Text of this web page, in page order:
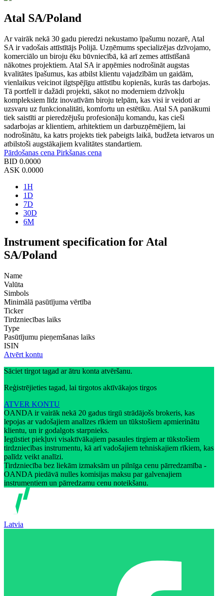
Atal SA/Poland
Ar vairāk nekā 30 gadu pieredzi nekustamo īpašumu nozarē, Atal
SA ir vadošais attīstītājs Polijā. Uzņēmums specializējas dzīvojamo,
komerciālo un biroju ēku būvniecībā, kā arī zemes attīstīšanā
nākotnes projektiem. Atal SA ir apņēmies nodrošināt augstas
kvalitātes īpašumus, kas atbilst klientu vajadzībām un gaidām,
vienlaikus veicinot ilgtspējīgu attīstību kopienās, kurās tas darbojas.
Tā portfelī ir dažādi projekti, sākot no moderniem dzīvokļu
kompleksiem līdz inovatīvām biroju telpām, kas visi ir veidoti ar
uzsvaru uz funkcionalitāti, komfortu un estētiku. Atal SA panākumi
tiek saistīti ar pieredzējušu profesionāļu komandu, kas cieši
sadarbojas ar klientiem, arhitektiem un darbuzņēmējiem, lai
nodrošinātu, ka katrs projekts tiek pabeigts laikā, budžeta ietvaros un
atbilstoši augstākajiem kvalitātes standartiem.
Pārdošanas cena Pirkšanas cena
BID 0.0000
ASK 0.0000
1H
1D
7D
30D
6M
Instrument specification for Atal
SA/Poland
Name
Valūta
Simbols
Minimālā pasūtījuma vērtība
Ticker
Tirdzniecības laiks
Type
Pasūtījumu pieņemšanas laiks
ISIN
Atvērt kontu
Sāciet tirgot tagad ar ātru konta atvēršanu.
Reģistrējieties tagad, lai tirgotos aktīvākajos tirgos
ATVER KONTU
OANDA ir vairāk nekā 20 gadus tirgū strādājošs brokeris, kas
lepojas ar vadošajiem analīzes rīkiem un tūkstošiem apmierinātu
klientu, un ir godalgots starpnieks.
Iegūstiet piekļuvi visaktīvākajiem pasaules tirgiem ar tūkstošiem
tirdzniecības instrumentu, kā arī vadošajiem tehniskajiem rīkiem, kas
palīdz veikt analīzi.
Tirdzniecība bez liekām izmaksām un pilnīga cenu pārredzamība -
OANDA piedāvā nulles komisijas maksu par galvenajiem
instrumentiem un pārredzamu cenu noteikšanu.
Latvia